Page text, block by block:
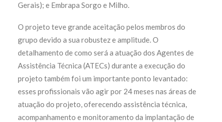
Gerais); e Embrapa Sorgo e Milho.
O projeto teve grande aceitação pelos membros do
grupo devido a sua robustez e amplitude. O
detalhamento de como será a atuação dos Agentes de
Assistência Técnica (ATECs) durante a execução do
projeto também foi um importante ponto levantado:
esses profissionais vão agir por 24 meses nas áreas de
atuação do projeto, oferecendo assistência técnica,
acompanhamento e monitoramento da implantação de